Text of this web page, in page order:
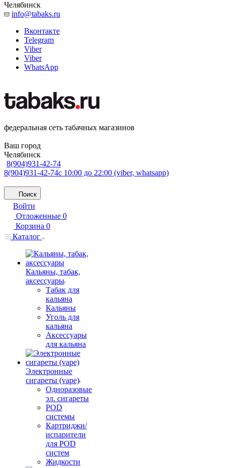
Челябинск
info@tabaks.ru
Вконтакте
Telegram
Viber
Viber
WhatsApp
федеральная сеть табачных магазинов
Ваш город
Челябинск
8(904)931-42-74
8(904)931-42-74с 10:00 до 22:00 (viber, whatsapp)
Поиск
Войти
Отложенные 0
Корзина 0
Каталог
Кальяны, табак,
аксессуары
Табак для
кальяна
Кальяны
Уголь для
кальяна
Аксессуары
для кальяна
Электронные
сигареты (vape)
Одноразовые
эл. сигареты
POD
системы
Картриджи/
испарители
для POD
систем
Жидкости